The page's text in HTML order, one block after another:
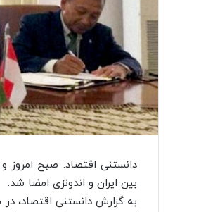
دانستنی اقتصاد: صبح امروز
بین ایران و اندونزی امضا شد.
به گزارش دانستنی اقتصاد،